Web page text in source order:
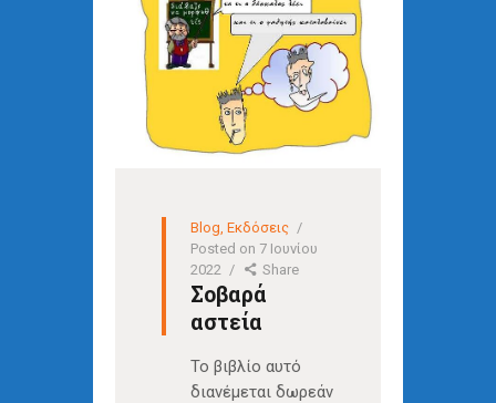
Blog,Εκδόσεις
Posted on 7 Ιουνίου
2022
Share
Σοβαρά
αστεία
Το βιβλίο αυτό
διανέμεται δωρεάν